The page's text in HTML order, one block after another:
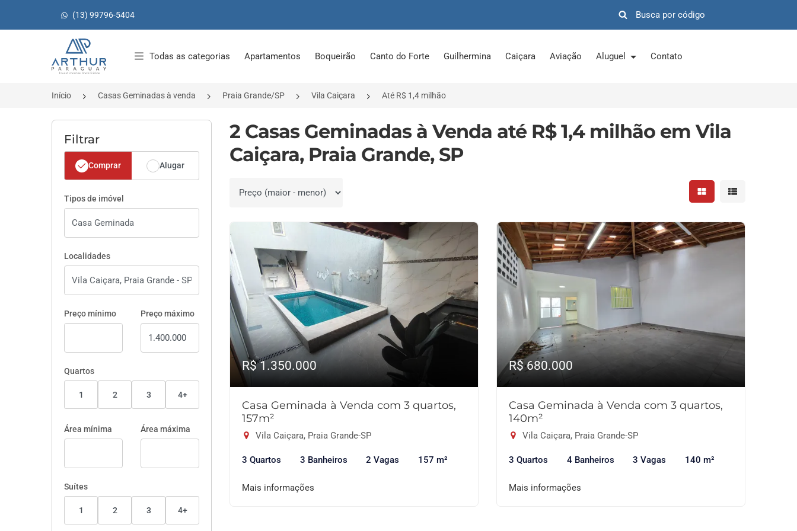
(13) 99796-5404
Página inicial
Todas as categorias Apartamentos Boqueirão Canto do Forte Guilhermina Caiçara Aviação Aluguel Contato
Início Casas Geminadas à venda Praia Grande/SP Vila Caiçara Até R$ 1,4 milhão
Filtrar
Comprar Alugar
Tipos de imóvel
Localidades
Preço mínimo Preço máximo
Quartos
1 2 3 4+
Área mínima Área máxima
Suítes
1 2 3 4+
2 Casas Geminadas à Venda até R$ 1,4 milhão em Vila
Caiçara, Praia Grande, SP
Ordenar por Mostrar resultados em
Mostrar
R$ 1.350.000
Casa Geminada à Venda com 3 quartos,
157m²
Vila Caiçara, Praia Grande-SP
3 Quartos 3 Banheiros 2 Vagas 157 m²
Mais informações
R$ 680.000
Casa Geminada à Venda com 3 quartos,
140m²
Vila Caiçara, Praia Grande-SP
3 Quartos 4 Banheiros 3 Vagas 140 m²
Mais informações